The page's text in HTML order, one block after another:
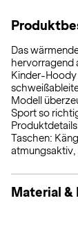
Das
hervorragend
Kinder-Hoody
Modell
Sport so
Taschen:
atmungsaktiv,
Material